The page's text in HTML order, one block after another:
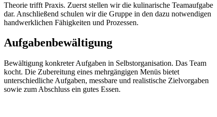
Theorie trifft Praxis. Zuerst stellen wir die kulinarische Teamaufgabe
dar. Anschließend schulen wir die Gruppe in den dazu notwendigen
handwerklichen Fähigkeiten und Prozessen.
Aufgabenbewältigung
Bewältigung konkreter Aufgaben in Selbstorganisation. Das Team
kocht. Die Zubereitung eines mehrgängigen Menüs bietet
unterschiedliche Aufgaben, messbare und realistische Zielvorgaben
sowie zum Abschluss ein gutes Essen.